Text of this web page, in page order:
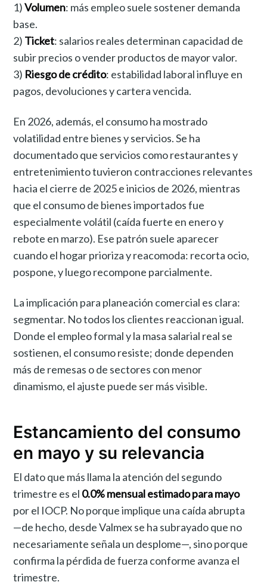
1)Volumen: más empleo suele sostener demanda
base.
2) Ticket: salarios reales determinan capacidad de
subir precios o vender productos de mayor valor.
3) Riesgo de crédito: estabilidad laboral influye en
pagos, devoluciones y cartera vencida.
En 2026, además, el consumo ha mostrado
volatilidad entre bienes y servicios. Se ha
documentado que servicios como restaurantes y
entretenimiento tuvieron contracciones relevantes
hacia el cierre de 2025 e inicios de 2026, mientras
que el consumo de bienes importados fue
especialmente volátil (caída fuerte en enero y
rebote en marzo). Ese patrón suele aparecer
cuando el hogar prioriza y reacomoda: recorta ocio,
pospone, y luego recompone parcialmente.
La implicación para planeación comercial es clara:
segmentar. No todos los clientes reaccionan igual.
Donde el empleo formal y la masa salarial real se
sostienen, el consumo resiste; donde dependen
más de remesas o de sectores con menor
dinamismo, el ajuste puede ser más visible.
Estancamiento del consumo
en mayo y su relevancia
El dato que más llama la atención del segundo
trimestre es el 0.0% mensual estimado para mayo
por el IOCP. No porque implique una caída abrupta
—de hecho, desde Valmex se ha subrayado que no
necesariamente señala un desplome—, sino porque
confirma la pérdida de fuerza conforme avanza el
trimestre.